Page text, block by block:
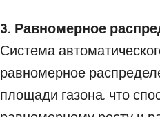
3. Равномерное
Система
равномерное
площади газона, что